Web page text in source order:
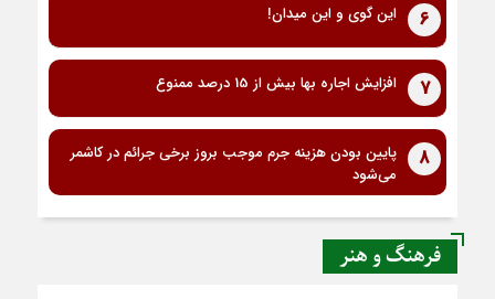
6 این گوی و این میدان!
7 افزایش اجاره بها بیش از 15 درصد ممنوع
8
پایین بودن هزینه جرم موجب بروز برخی جرائم در کاشمر
می‌شود
فرهنگ و هنر